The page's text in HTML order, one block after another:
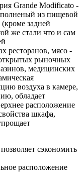
Grande Modificato -
из пищевой
задней
же стали что и сам
ресторанов, мясо -
рыночных
медицинских
воздуха в камере,
обладает
расположение
шкафа,
сэкономить
расположение